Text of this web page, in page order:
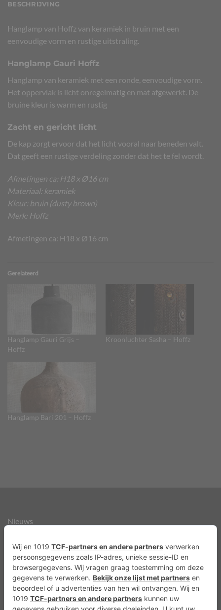
BESCHRIJVING
Hanglamp van Hoffz van keramiek in bruin met een
eenvoudige vorm en rustige uitstraling.
Hanglamp Gauri Hoffz
Hanglamp van keramiek met een ronde, eenvoudige vorm.
Het oppervlak is licht onregelmatig en mat afgewerkt. De
bruine kleur is warm en rustig
Zacht en gericht licht
De kap zorgt ervoor dat het licht vooral naar beneden valt.
Dat geeft een rustige verdeling zonder dat het te fel wordt.
Afmetingen ca: H18 x Ø16 cm
Materiaal: keramiek
Kleur: bruin (dusty brown)
Merk: Hoffz
Afmetingen ca: H18 x Ø16 cm
Gerelateerd
Hanglamp Gauri Grijs –
Hoffz
Kroonluchter Sasha – Hoffz
Hanglamp Bari 201 – Hoffz
Nieuws
Over ons
Agenda